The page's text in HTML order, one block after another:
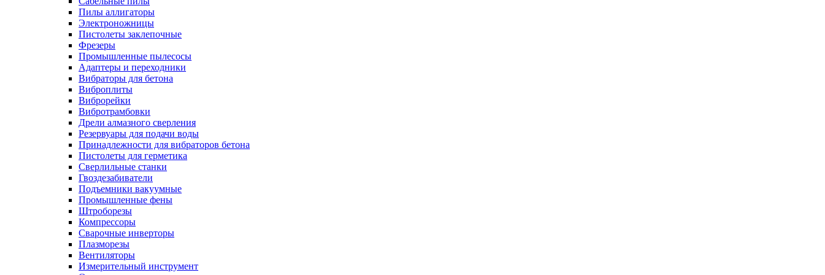
Пилы аллигаторы
Электроножницы
Пистолеты заклепочные
Фрезеры
Промышленные пылесосы
Адаптеры и переходники
Вибраторы для бетона
Виброплиты
Виброрейки
Вибротрамбовки
Дрели алмазного сверления
Резервуары для подачи воды
Принадлежности для вибраторов бетона
Пистолеты для герметика
Сверлильные станки
Гвоздезабиватели
Подъемники вакуумные
Промышленные фены
Штроборезы
Компрессоры
Сварочные инверторы
Плазморезы
Вентиляторы
Измерительный инструмент